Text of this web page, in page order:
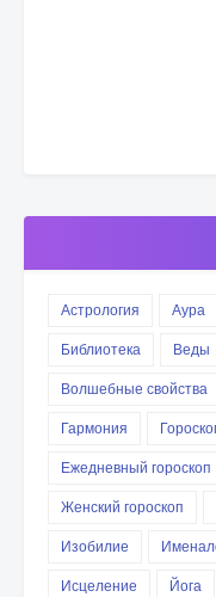
Астрология Аура
Библиотека
Веды
Волшебные свойства
Гармония
Ежедневный гороскоп
Женский гороскоп
Изобилие
Исцеление
Йога